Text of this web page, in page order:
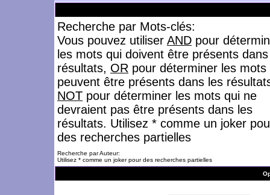
Recherche par Mots-clés:
Vous pouvez utiliser AND pour
les mots qui doivent être présents
résultats, OR pour déterminer les mots
peuvent être présents dans les
NOT pour déterminer les mots qui ne
devraient pas être présents dans les
résultats. Utilisez * comme un joker
des recherches partielles
Recherche par Auteur:
Utilisez * comme un joker pour des recherches partielles